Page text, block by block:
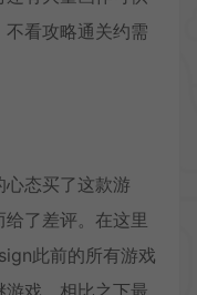
看攻略通关约需
态买了这款游
了差评。在这里
此前的所有游戏